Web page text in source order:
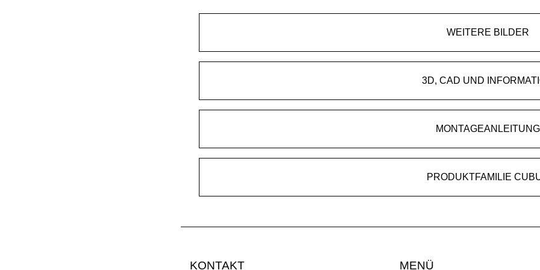
WEITERE BILDER
3D, CAD UND
MONTAGEANLEITUNG
PRODUKTFAMILIE
KONTAKT MENÜ